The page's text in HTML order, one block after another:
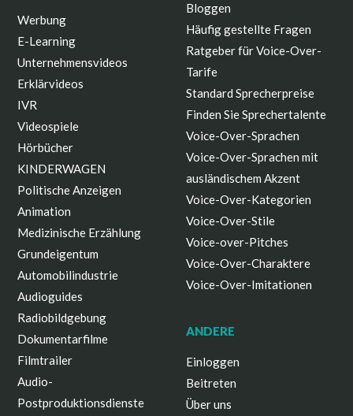
Werbung
E-Learning
Unternehmensvideos
Erklärvideos
IVR
Videospiele
Hörbücher
KINDERWAGEN
Politische Anzeigen
Animation
Medizinische Erzählung
Grundeigentum
Automobilindustrie
Audioguides
Radiobildgebung
Dokumentarfilme
Filmtrailer
Audio-
Postproduktionsdienste
Bloggen
Häufig gestellte Fragen
Ratgeber für Voice-Over-
Tarife
Standard Sprecherpreise
Finden Sie Sprechertalente
Voice-Over-Sprachen
Voice-Over-Sprachen mit
ausländischem Akzent
Voice-Over-Kategorien
Voice-Over-Stile
Voice-over-Pitches
Voice-Over-Charaktere
Voice-Over-Imitationen
ANDERE
Einloggen
Beitreten
Über uns